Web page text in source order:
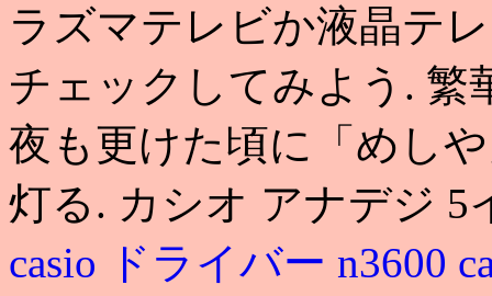
ラズマテレビか液晶テ
チェックしてみよう. 繁
夜も更けた頃に「めし
灯る. カシオ アナデジ 5
casio ドライバー n3600